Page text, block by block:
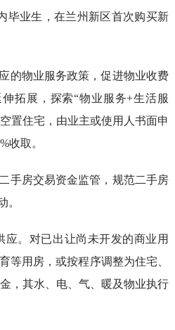
毕业生，在兰州新区首次购买新
的物业服务政策，促进物业收费
拓展，探索“物业服务+生活服
置住宅，由业主或使用人书面申
收取。
手房交易资金监管，规范二手房
。
。对已出让尚未开发的商业用
等用房，或按程序调整为住宅、
，其水、电、气、暖及物业执行